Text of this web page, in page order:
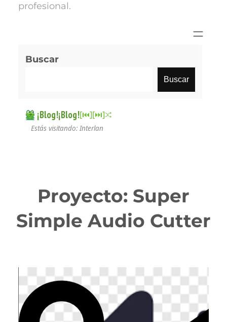
profesional.
Buscar
Buscar
¡Blog!¡Blog![⏮︎][⏭︎]
Estás visitando: Interlan
Proyecto: Super
Simple Audio Cutter